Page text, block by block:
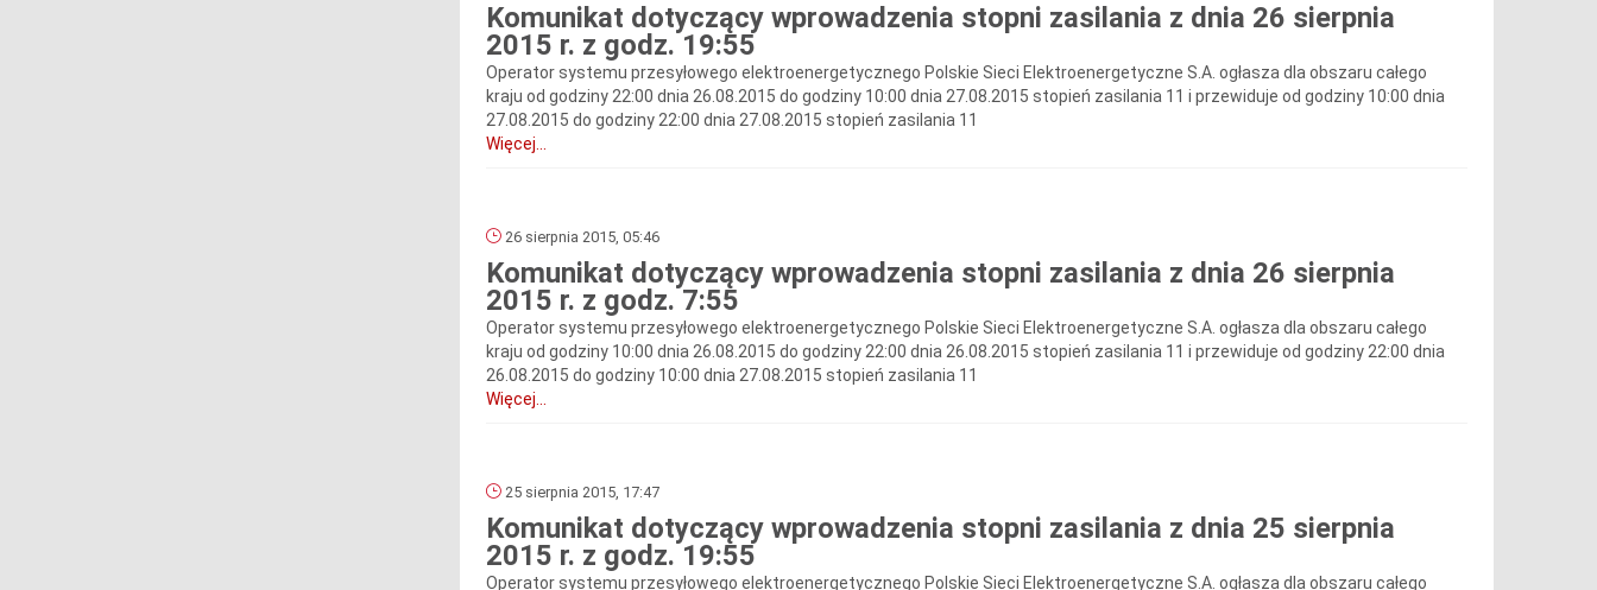
Komunikat dotyczący wprowadzenia stopni zasilania z dnia 26 sierpnia
2015 r. z godz. 19:55
Operator systemu przesyłowego elektroenergetycznego Polskie Sieci Elektroenergetyczne S.A. ogłasza dla obszaru całego
kraju od godziny 22:00 dnia 26.08.2015 do godziny 10:00 dnia 27.08.2015 stopień zasilania 11 i przewiduje od godziny 10:00 dnia
27.08.2015 do godziny 22:00 dnia 27.08.2015 stopień zasilania 11
Więcej...
26 sierpnia 2015, 05:46
Komunikat dotyczący wprowadzenia stopni zasilania z dnia 26 sierpnia
2015 r. z godz. 7:55
Operator systemu przesyłowego elektroenergetycznego Polskie Sieci Elektroenergetyczne S.A. ogłasza dla obszaru całego
kraju od godziny 10:00 dnia 26.08.2015 do godziny 22:00 dnia 26.08.2015 stopień zasilania 11 i przewiduje od godziny 22:00 dnia
26.08.2015 do godziny 10:00 dnia 27.08.2015 stopień zasilania 11
Więcej...
25 sierpnia 2015, 17:47
Komunikat dotyczący wprowadzenia stopni zasilania z dnia 25 sierpnia
2015 r. z godz. 19:55
Operator systemu przesyłowego elektroenergetycznego Polskie Sieci Elektroenergetyczne S.A. ogłasza dla obszaru całego